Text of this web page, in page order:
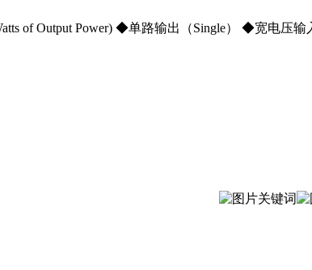
of Output Power) ◆单路输出（Single） ◆宽电压